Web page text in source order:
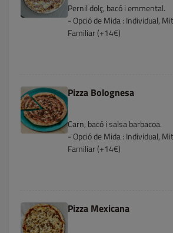
Pernil dolç, bacó i emmental.
- Opció de Mida : Individual,
Familiar (+14€)
Pizza Bolognesa
Carn, bacó i salsa barbacoa.
- Opció de Mida : Individual,
Familiar (+14€)
Pizza Mexicana